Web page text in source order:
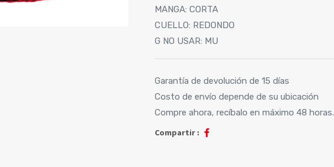
MANGA: CORTA
CUELLO: REDONDO
G NO USAR: MU
Garantía de devolución de 15 días
Costo de envío depende de su ubicación
Compre ahora, recíbalo en máximo 48 horas.
Compartir :